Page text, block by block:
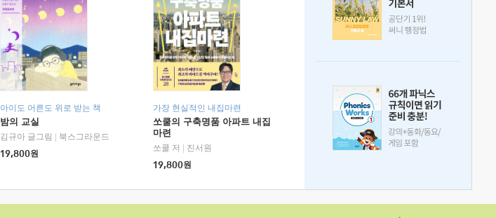
아이도 어른도 위로 받는 책
밤의 교실
김규아 글그림
북스그라운드
19,800원
가장 현실적인 내집마련
쏘쿨의 구축명품 아파트 내집
마련
쏘쿨 저
진서원
19,800원